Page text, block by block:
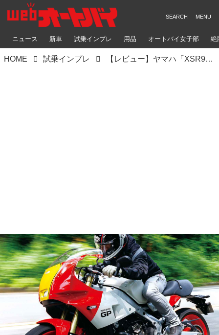
ニュース 新車 試乗インプレ 用品 オートバイ女子部 絶
HOME 試乗インプレ 【レビュー】ヤマハ「XSR900GP ABS」インプレ｜走りの本能を呼び覚ます現代に蘇るGPスピリット